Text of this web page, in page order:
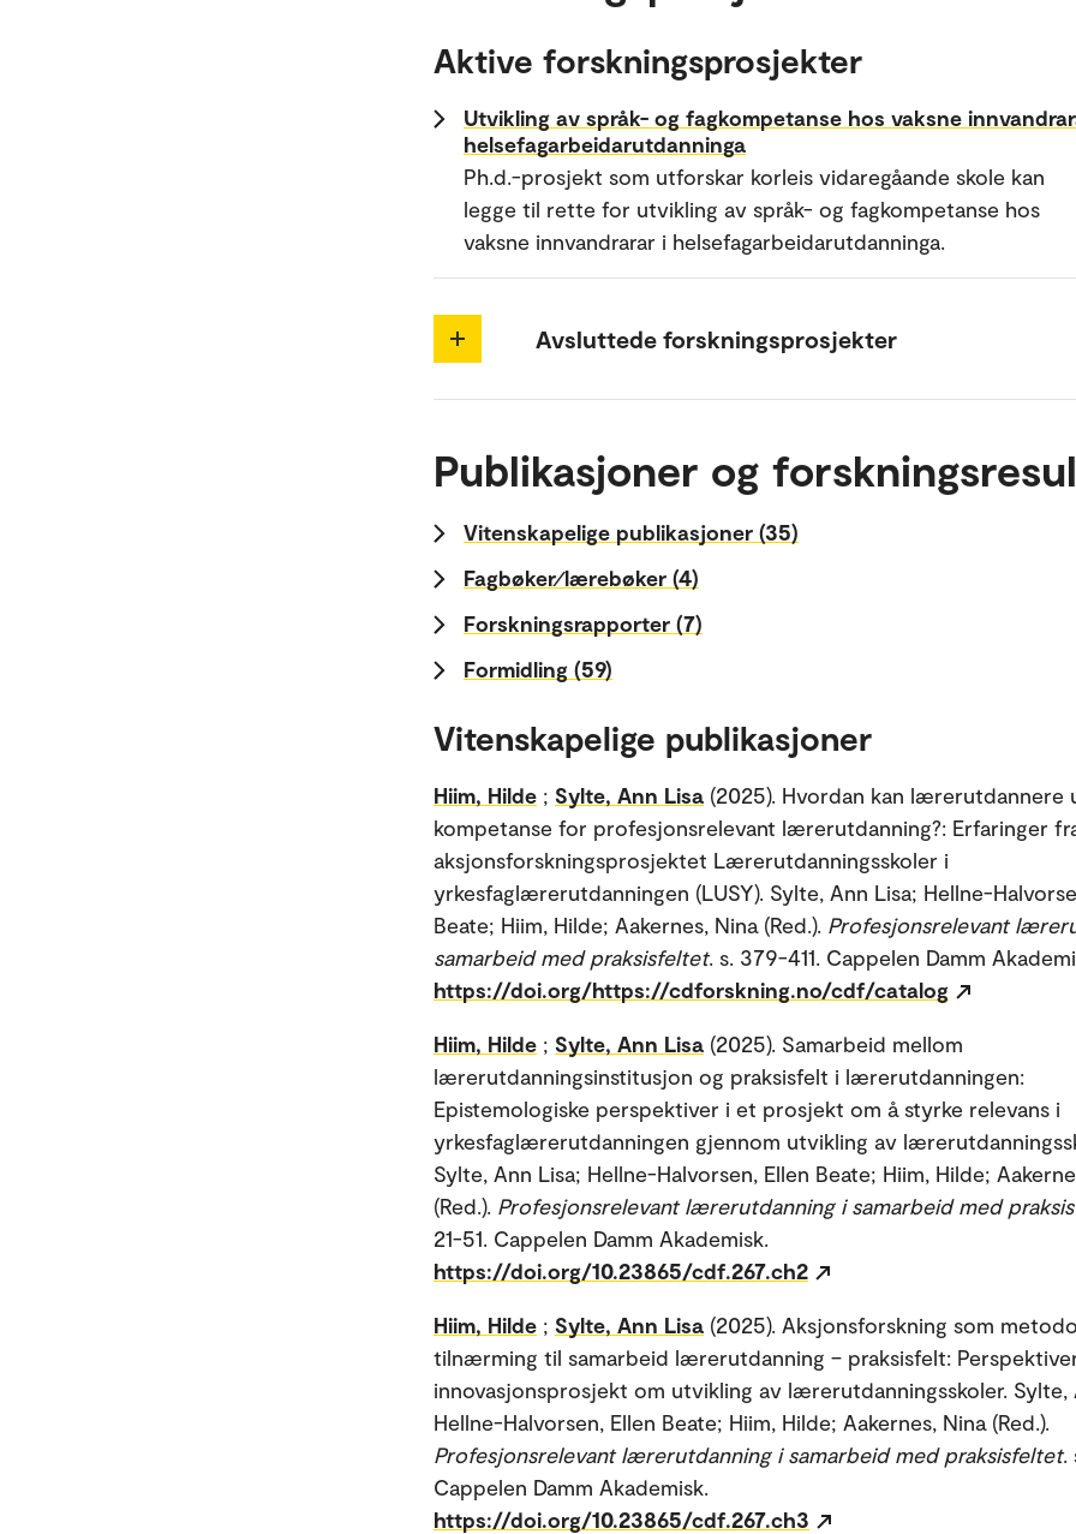
Aktive forskningsprosjekter
Utvikling av språk- og fagkompetanse hos vaksne
helsefagarbeidarutdanninga
Ph.d.-prosjekt som utforskar korleis vidaregåande skole kan
legge til rette for utvikling av språk- og fagkompetanse hos
vaksne innvandrarar i helsefagarbeidarutdanninga.
Avsluttede forskningsprosjekter
Publikasjoner og
Vitenskapelige publikasjoner (35)
Fagbøker⁄lærebøker (4)
Forskningsrapporter (7)
Formidling (59)
Vitenskapelige publikasjoner
Hiim, Hilde ; Sylte, Ann Lisa (2025). Hvordan kan lærerutdannere
kompetanse for profesjonsrelevant lærerutdanning?: Erfaringer
aksjonsforskningsprosjektet Lærerutdanningsskoler i
yrkesfaglærerutdanningen (LUSY). Sylte, Ann Lisa; Hellne-
Beate; Hiim, Hilde; Aakernes, Nina (Red.). Profesjonsrelevant
samarbeid med praksisfeltet. s. 379-411. Cappelen Damm
https://doi.org/https://cdforskning.no/cdf/catalog
Hiim, Hilde ; Sylte, Ann Lisa (2025). Samarbeid mellom
lærerutdanningsinstitusjon og praksisfelt i lærerutdanningen:
Epistemologiske perspektiver i et prosjekt om å styrke relevans i
yrkesfaglærerutdanningen gjennom utvikling av
Sylte, Ann Lisa; Hellne-Halvorsen, Ellen Beate; Hiim, Hilde;
(Red.). Profesjonsrelevant lærerutdanning i samarbeid med
21-51. Cappelen Damm Akademisk.
https://doi.org/10.23865/cdf.267.ch2
Hiim, Hilde ; Sylte, Ann Lisa (2025). Aksjonsforskning som
tilnærming til samarbeid lærerutdanning – praksisfelt:
innovasjonsprosjekt om utvikling av lærerutdanningsskoler. Sylte,
Hellne-Halvorsen, Ellen Beate; Hiim, Hilde; Aakernes, Nina (Red.).
Profesjonsrelevant lærerutdanning i samarbeid med praksisfeltet.
Cappelen Damm Akademisk.
https://doi.org/10.23865/cdf.267.ch3